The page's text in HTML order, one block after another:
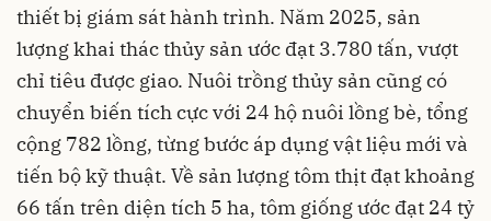
thiết bị giám sát hành trình. Năm 2025, sản
lượng khai thác thủy sản ước đạt 3.780 tấn, vượt
chỉ tiêu được giao. Nuôi trồng thủy sản cũng có
chuyển biến tích cực với 24 hộ nuôi lồng bè, tổng
cộng 782 lồng, từng bước áp dụng vật liệu mới và
tiến bộ kỹ thuật. Về sản lượng tôm thịt đạt khoảng
66 tấn trên diện tích 5 ha, tôm giống ước đạt 24 tỷ